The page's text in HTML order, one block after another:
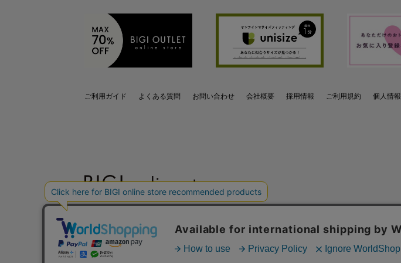
ご利用ガイド よくある質問 お問い合わせ 会社概要 採用情報 ご利用規約 個人情
Copyright (C) BIGI. Co.,Ltd. All Rights Reserved.